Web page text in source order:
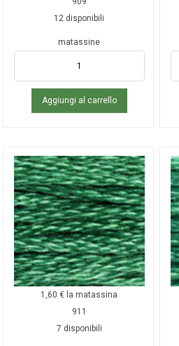
12 disponibili
matassine
Aggiungi al carrello
1,60€ la matassina
911
7 disponibili